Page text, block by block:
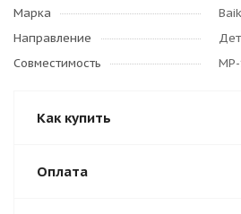
Марка
Направление
Совместимость
МР-
Как купить
Оплата